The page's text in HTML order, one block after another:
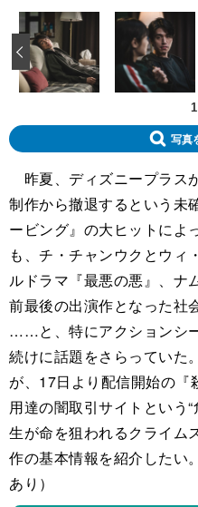
1
‹
写真
昨夏、ディズニープラス
制作から撤退するという未
ービング』の大ヒットによ
も、チ・チャンウクとウィ
ルドラマ『最悪の悪』、ナ
前最後の出演作となった社
……と、特にアクションシ
続けに話題をさらっていた
が、17日より配信開始の『
用達の闇取引サイトという
生が命を狙われるクライム
作の基本情報を紹介したい
あり）